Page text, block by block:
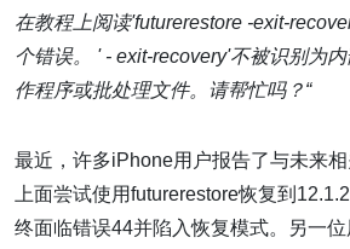
在教程上阅读'futurerestore -exit-
个错误。 ' - exit-recovery'不被识别为
作程序或批处理文件。请帮忙吗？“
最近，许多iPhone用户报告了与未来
上面尝试使用futurerestore恢复到
终面临错误44并陷入恢复模式。另一